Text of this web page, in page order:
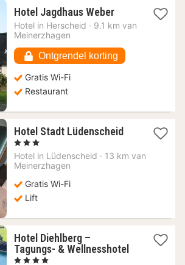
Hotel Jagdhaus Weber1
nacht
€
Hotel in Herscheid · 9.1 km van
Meinerzhagen
Ontgrendel korting
Gratis Wi-Fi
Restaurant
Hotel Stadt Lüdenscheid1
vanaf
, 3 Sterren
Hotel in Lüdenscheid · 13 km van
Meinerzhagen
Gratis Wi-Fi
Lift
Hotel Diehlberg –
Tagungs- & Wellnesshotel1
, 4 Sterren